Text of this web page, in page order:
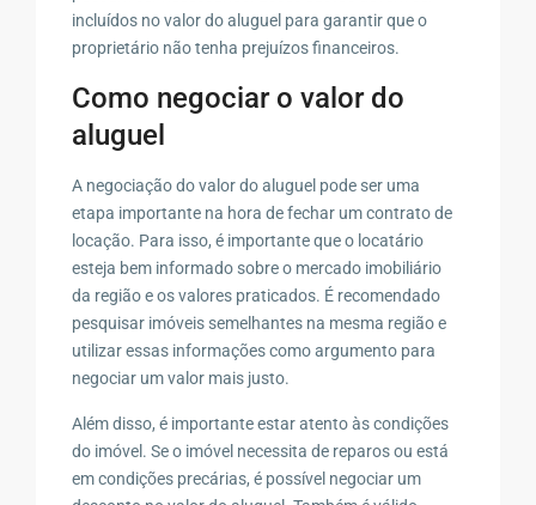
incluídos no valor do aluguel para garantir que o
proprietário não tenha prejuízos financeiros.
Como negociar o valor do
aluguel
A negociação do valor do aluguel pode ser uma
etapa importante na hora de fechar um contrato de
locação. Para isso, é importante que o locatário
esteja bem informado sobre o mercado imobiliário
da região e os valores praticados. É recomendado
pesquisar imóveis semelhantes na mesma região e
utilizar essas informações como argumento para
negociar um valor mais justo.
Além disso, é importante estar atento às condições
do imóvel. Se o imóvel necessita de reparos ou está
em condições precárias, é possível negociar um